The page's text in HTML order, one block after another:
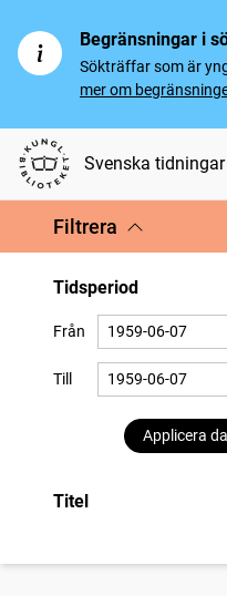
Begränsningar i
Sökträffar som är
mer om
Svenska tidningar
Filtrera
Tidsperiod
Från
Till
Applicera
Titel